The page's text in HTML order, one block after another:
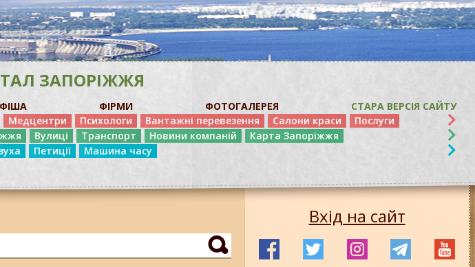
ЗАПОРІЖЖЯ
ФІРМИ ФОТОГАЛЕРЕЯ
СТАРА ВЕРСІЯ САЙТУ
Медцентри Психологи Вантажні перевезення Салони краси
Послуги
Вулиці Транспорт Новини компаній
Карта Запоріжжя
Петиції Машина часу
Вхід на сайт